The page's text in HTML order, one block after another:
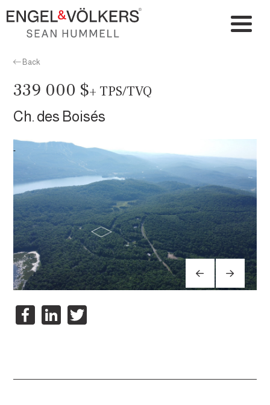
Back
339 000 $+ TPS/TVQ
Ch. des Boisés
Facebook
LinkedIn